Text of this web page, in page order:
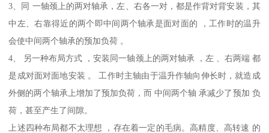
3、同 一轴颈上的两对轴承，左、右各一对，都是作背对背安装，其
中左、右靠得近的两个即中间两个轴承是面对面的 ，工作时的温升
会使中间两个轴承的预加负荷 。
4、 另一种布局方式 ，安装同一轴颈上的两对轴承 ，左 、右两端 都
是成对面对面地安装 。 工作时主轴由于温升作轴向伸长时，就造成
外侧的两个轴承上增加了预加负荷，而 中间两个轴 承减少了预加 负
荷，甚至产生了间隙。
上述四种布局都不太理想 ，存在着一定的毛病。高精度、高转速 的